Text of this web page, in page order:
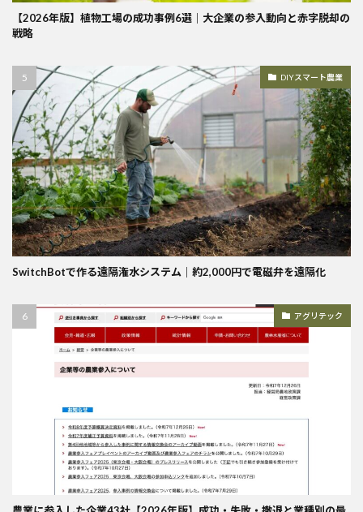
【2026年版】植物工場の成功事例6選｜大企業の参入動向と赤字脱却の
戦略
DIYスマート農業
SwitchBotで作る遠隔潅水システム｜約2,000円で電磁弁を遠隔化
アグリテック